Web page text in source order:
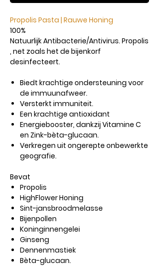
Propolis Pasta | Rauwe Honing
100%
Natuurlijk Antibacterie/Antivirus. Propolis
, net zoals het de bijenkorf
desinfecteert.
Biedt krachtige ondersteuning voor
de immuunafweer.
Versterkt immuniteit.
Een krachtige antioxidant
Energiebooster, dankzij Vitamine C
en Zink-bèta-glucaan.
Verkregen uit ongerepte onbewerkte
geografie.
Bevat
Propolis
HighFlower Honing
Sint-jansbroodmelasse
Bijenpollen
Koninginnengelei
Ginseng
Dennenmastiek
Bèta-glucaan.